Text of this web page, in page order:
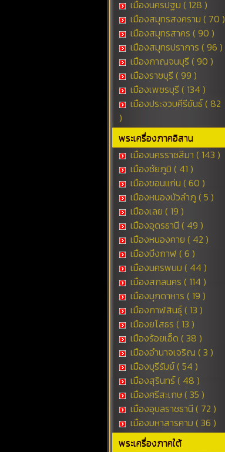
เมืองนครปฐม ( 128 )
เมืองสมุทรสงคราม ( 70 )
เมืองสมุทรสาคร ( 90 )
เมืองสมุทรปราการ ( 96 )
เมืองกาญจนบุรี ( 90 )
เมืองราชบุรี ( 99 )
เมืองเพชรบุรี ( 134 )
เมืองประจวบคีรีขันธ์ ( 82
)
พระเครื่องภาคอิสาน
เมืองนครราชสีมา ( 143 )
เมืองชัยภูมิ ( 41 )
เมืองขอนแก่น ( 60 )
เมืองหนองบัวลำภู ( 5 )
เมืองเลย ( 19 )
เมืองอุดรธานี ( 49 )
เมืองหนองคาย ( 42 )
เมืองบึงกาฬ ( 6 )
เมืองนครพนม ( 44 )
เมืองสกลนคร ( 114 )
เมืองมุกดาหาร ( 19 )
เมืองกาฬสินธุ์ ( 13 )
เมืองยโสธร ( 13 )
เมืองร้อยเอ็ด ( 38 )
เมืองอำนาจเจริญ ( 3 )
เมืองบุรีรัมย์ ( 54 )
เมืองสุรินทร์ ( 48 )
เมืองศรีสะเกษ ( 35 )
เมืองอุบลราชธานี ( 72 )
เมืองมหาสารคาม ( 36 )
พระเครื่องภาคใต้